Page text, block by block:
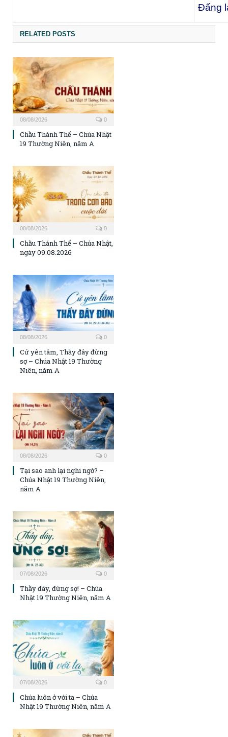
Ðấng
RELATED POSTS
08/08/2026 0
Chầu Thánh Thể – Chúa Nhật
19 Thường Niên, năm A
08/08/2026 0
Chầu Thánh Thể – Chúa Nhật,
ngày 09.08.2026
08/08/2026 0
Cứ yên tâm, Thầy đây đừng
sợ – Chúa Nhật 19 Thường
Niên, năm A
08/08/2026 0
Tại sao anh lại nghi ngờ? –
Chúa Nhật 19 Thường Niên,
năm A
07/08/2026 0
Thầy đây, đừng sợ! – Chúa
Nhật 19 Thường Niên, năm A
07/08/2026 0
Chúa luôn ở với ta – Chúa
Nhật 19 Thường Niên, năm A